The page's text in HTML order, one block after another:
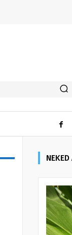
NEKED